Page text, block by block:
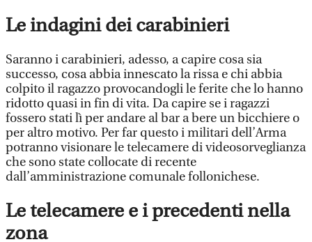
Le indagini dei carabinieri
Saranno i carabinieri, adesso, a capire cosa sia
successo, cosa abbia innescato la rissa e chi abbia
colpito il ragazzo provocandogli le ferite che lo hanno
ridotto quasi in fin di vita. Da capire se i ragazzi
fossero stati lì per andare al bar a bere un bicchiere o
per altro motivo. Per far questo i militari dell’Arma
potranno visionare le telecamere di videosorveglianza
che sono state collocate di recente
dall’amministrazione comunale follonichese.
Le telecamere e i precedenti nella
zona